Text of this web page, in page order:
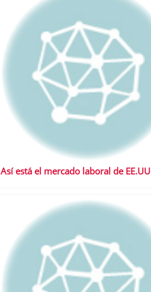
Así está el mercado laboral de EE.UU